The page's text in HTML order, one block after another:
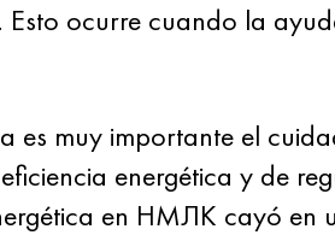
ocurre cuando la
es muy importante el
energética y de
en НМЛК cayó en